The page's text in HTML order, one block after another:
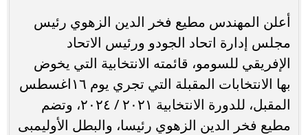
أعلن المهندس مطيع فخر الدين الزهوي رئيس
مجلس إدارة اتحاد الجودو ورئيس الاتحاد
الإفريقي للسومو، قائمته الانتخابية التي يخوض
بها الانتخابات المقبلة التي تجري يوم ١٦اغسطس
المقبل، للدورة الانتخابية ٢٠٢١ / ٢٠٢٤، وتضم
مطيع فخر الدين الزهوي رئيسا، والبطل الأوليمبى